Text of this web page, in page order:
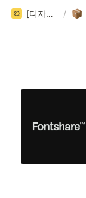
[디자인 큐시트] 국내/국외 디자인 레퍼런스 사이트 999+ 모음집 (202 / 999+) /